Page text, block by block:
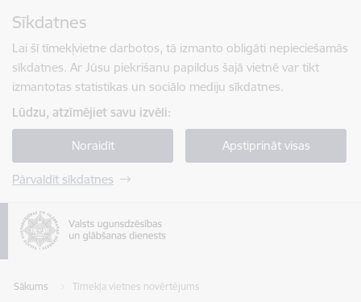
Sīkdatnes
Lai šī tīmekļvietne darbotos, tā izmanto obligāti nepieciešamās
sīkdatnes. Ar Jūsu piekrišanu papildus šajā vietnē var tikt
izmantotas statistikas un sociālo mediju sīkdatnes.
Lūdzu, atzīmējiet savu izvēli:
Noraidīt Apstiprināt visas
Pārvaldīt sīkdatnes
Sākums Tīmekļa vietnes novērtējums